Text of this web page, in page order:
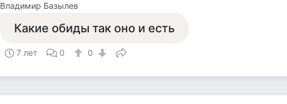
Владимир Базылев
Какие обиды так оно и есть
7 лет 0 0